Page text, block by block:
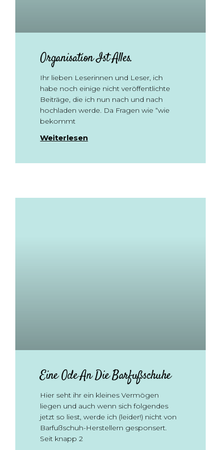
Organisation Ist Alles.
Ihr lieben Leserinnen und Leser, ich
habe noch einige nicht veröffentlichte
Beiträge, die ich nun nach und nach
hochladen werde. Da Fragen wie “wie
bekommt
Weiterlesen
Eine Ode An Die Barfußschuhe
Hier seht ihr ein kleines Vermögen
liegen und auch wenn sich folgendes
jetzt so liest, werde ich (leider!) nicht von
Barfußschuh-Herstellern gesponsert.
Seit knapp 2